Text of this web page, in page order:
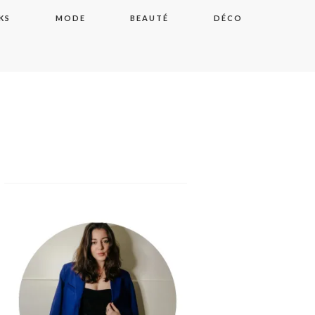
MODE BEAUTÉ DÉCO